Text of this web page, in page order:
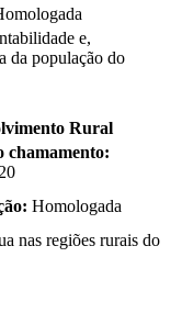
e,
da população do
Rural
chamamento:
Homologada
nas regiões rurais do